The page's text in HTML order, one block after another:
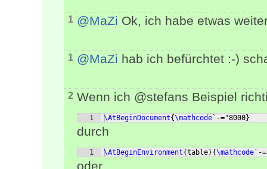
1 @MaZi Ok, ich habe etwas
1 @MaZi hab ich befürchtet :-)
2 Wenn ich @stefans Beispiel
1 \AtBeginDocument{\mathcode `-="8000}
durch
1 \AtBeginEnvironment{table}{\mathcode `-
oder